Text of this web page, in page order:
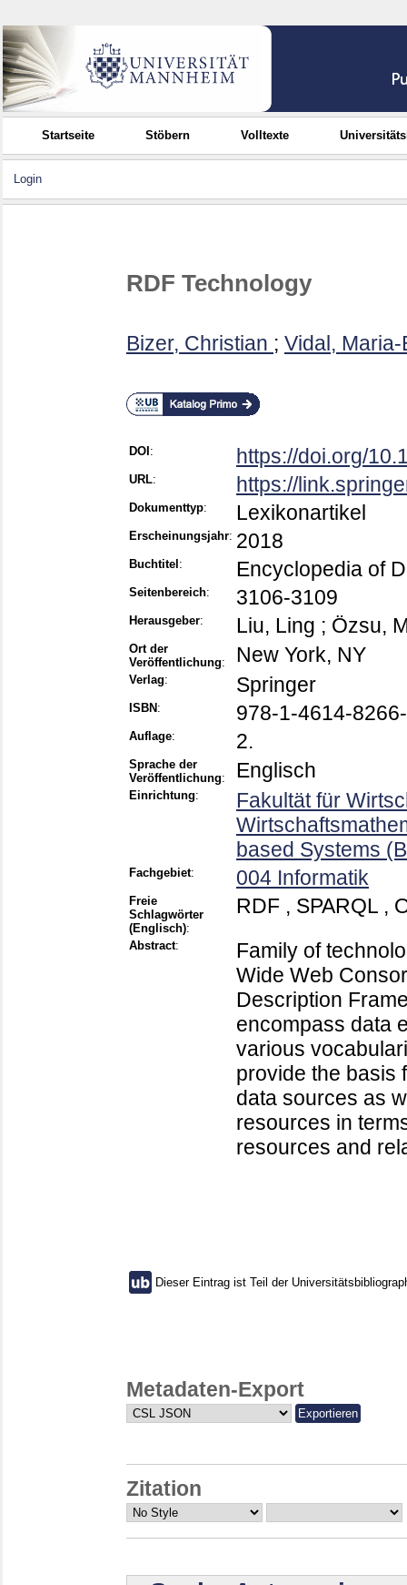
Startseite Stöbern Volltexte
Login
RDF Technology
Bizer, Christian ; Vidal,
DOI : https://doi.org/
URL: https://
Dokumenttyp: Lexikonartikel
Erscheinungsjahr: 2018
Buchtitel : Encyclopedia of
Seitenbereich: 3106-3109
Herausgeber: Liu, Ling ; Özsu,
Ort der
Veröffentlichung: New York, NY
Verlag: Springer
ISBN : 978-1-4614-
Auflage: 2.
Sprache der
Veröffentlichung: Englisch
Einrichtung:
Fakultät für
based Systems
Fachgebiet: 004 Informatik
Freie
Schlagwörter
(Englisch):
RDF , SPARQL ,
Abstract:
Family of
Wide Web
Description
encompass data
various
provide the basis
data sources as
resources in
resources and
Dieser Eintrag ist Teil der
Metadaten-Export
Zitation